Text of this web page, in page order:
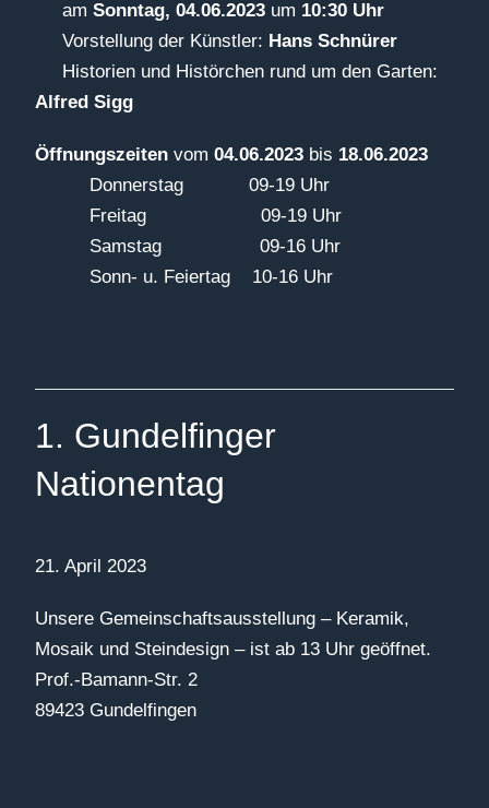
amSonntag, 04.06.2023 um 10:30 Uhr
Vorstellung der Künstler: Hans Schnürer
Historien und Histörchen rund um den Garten:
Alfred Sigg
Öffnungszeitenvom04.06.2023 bis 18.06.2023
Donnerstag 09-19 Uhr
Freitag 09-19 Uhr
Samstag 09-16 Uhr
Sonn- u. Feiertag 10-16 Uhr
1. Gundelfinger
Nationentag
21. April 2023
Unsere Gemeinschaftsausstellung – Keramik,
Mosaik und Steindesign – ist ab 13 Uhr geöffnet.
Prof.-Bamann-Str. 2
89423 Gundelfingen